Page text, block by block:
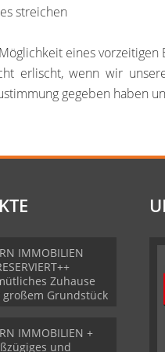
streichen
eines
erlischt, wenn wir
gegeben haben
IMMOBILIEN
Zuhause
großem Grundstück
IMMOBILIEN +
und